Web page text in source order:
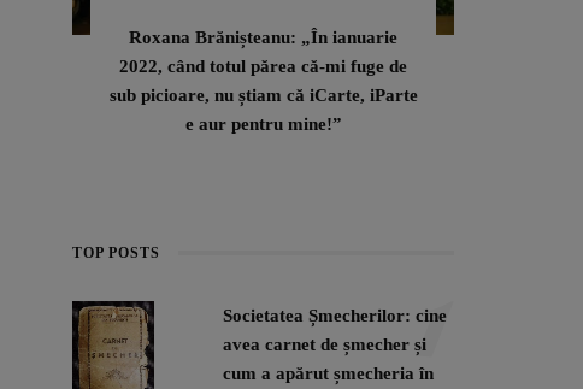
Roxana Brănișteanu: „În ianuarie
2022, când totul părea că-mi fuge de
sub picioare, nu știam că iCarte, iParte
e aur pentru mine!”
TOP POSTS
Societatea Șmecherilor: cine
avea carnet de șmecher și
cum a apărut șmecheria în
1